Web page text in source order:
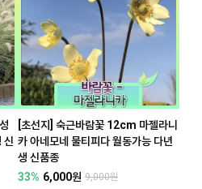
신
[초선지] 숙근바람꽃 12cm 마젤라니
카 아네모네 물티피다 월동가능 다년
생 신품종
33% 6,000원 9,000원